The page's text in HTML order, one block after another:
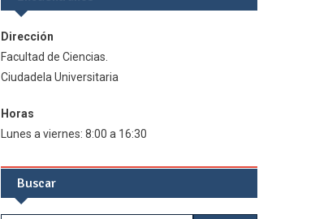
Dirección
Facultad de Ciencias.
Ciudadela Universitaria
Horas
Lunes a viernes: 8:00 a 16:30
Buscar